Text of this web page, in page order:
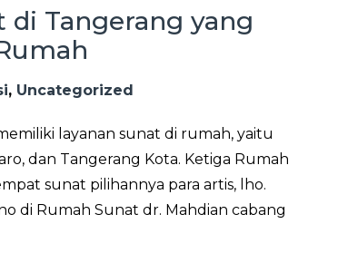
di Tangerang yang
, Uncategorized
layanan sunat di rumah, yaitu
dan Tangerang Kota. Ketiga Rumah
sunat pilihannya para artis, lho.
di Rumah Sunat dr. Mahdian cabang